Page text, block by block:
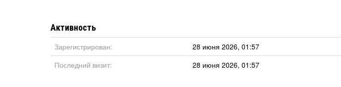
Активность
Зарегистрирован:
28 июня 2026, 01:57
Последний визит:
28 июня 2026, 01:57